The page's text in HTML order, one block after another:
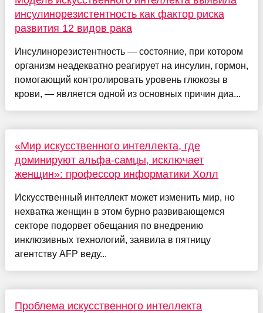
инсулинорезистентность как фактор риска
развития 12 видов рака
Инсулинорезистентность — состояние, при котором
организм неадекватно реагирует на инсулин, гормон,
помогающий контролировать уровень глюкозы в
крови, — является одной из основных причин диа...
«Мир искусственного интеллекта, где
доминируют альфа-самцы, исключает
женщин»: профессор информатики Холл
Искусственный интеллект может изменить мир, но
нехватка женщин в этом бурно развивающемся
секторе подорвет обещания по внедрению
инклюзивных технологий, заявила в пятницу
агентству AFP веду...
Проблема искусственного интеллекта